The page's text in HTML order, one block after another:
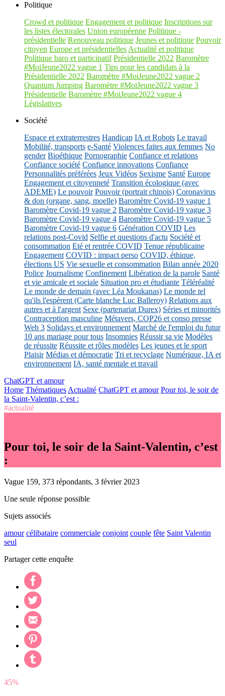
Politique
Crowd et politique Engagement et politique Inscriptions sur
les listes électorales Union européenne Politique -
présidentielle Renouveau politique Jeunes et politique Pouvoir
citoyen Europe et présidentielles Actualité et politique
Politique baro et participatif Présidentielle 2022 Baromètre
#MoiJeune2022 vague 1 Tips pour les candidats à la
Présidentielle 2022 Baromètre #MoiJeune2022 vague 2
Quantum Jumping Baromètre #MoiJeune2022 vague 3
Présidentielle Baromètre #MoiJeune2022 vague 4
Législatives
Société
Espace et extraterrestres Handicap IA et Robots Le travail
Mobilité, transports e-Santé Violences faites aux femmes No
gender Bioéthique Pornographie Confiance et relations
Confiance société Confiance innovations Confiance
Personnalités préférées Jeux Vidéos Sexisme Santé Europe
Engagement et citoyenneté Transition écologique (avec
ADEME) Le pouvoir Pouvoir (portrait chinois) Coronavirus
& don (organe, sang, moelle) Baromètre Covid-19 vague 1
Baromètre Covid-19 vague 2 Baromètre Covid-19 vague 3
Baromètre Covid-19 vague 4 Baromètre Covid-19 vague 5
Baromètre Covid-19 vague 6 Génération COVID Les
relations post-Covid Selfie et questions d'actu Société et
consommation Eté et rentrée COVID Tenue républicaine
Engagement COVID : impact perso COVID, éthique,
élections US Vie sexuelle et consommation Bilan année 2020
Police Journalisme Confinement Libération de la parole Santé
et vie amicale et sociale Situation pro et étudiante Téléréalité
Le monde de demain (avec Léa Moukanas) Le monde tel
qu'ils l'espèrent (Carte blanche Luc Balleroy) Relations aux
autres et à l'argent Sexe (partenariat Durex) Séries et minorités
Contraception masculine Métavers, COP26 et conso presse
Web 3 Solidays et environnement Marché de l'emploi du futur
10 ans mariage pour tous Insomnies Réussir sa vie Modèles
de réussite Réussite et rôles modèles Les jeunes et le sport
Plaisir Médias et démocratie Tri et recyclage Numérique, IA et
environnement IA, santé mentale et travail
ChatGPT et amour
Home Thématiques Actualité ChatGPT et amour Pour toi, le soir de
la Saint-Valentin, c’est :
#actualité
Pour toi, le soir de la Saint-Valentin, c’est
:
Vague 159, 373 répondants, 3 février 2023
Une seule réponse possible
Sujets associés
amour célibataire commerciale conjoint couple fête Saint Valentin
seul
Partager cette enquête
45%